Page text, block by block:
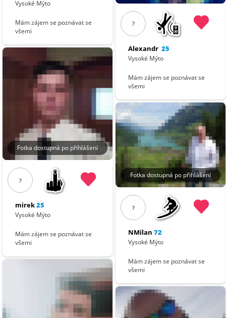
Vysoké Mýto
Mám zájem se poznávat se
všemi
Fotka dostupná po přihlášení
?
mirek25
Vysoké Mýto
Mám zájem se poznávat se
všemi
?
Alexandr 25
Vysoké Mýto
Mám zájem se poznávat se
všemi
Fotka dostupná po přihlášení
?
NMilan 72
Vysoké Mýto
Mám zájem se poznávat se
všemi